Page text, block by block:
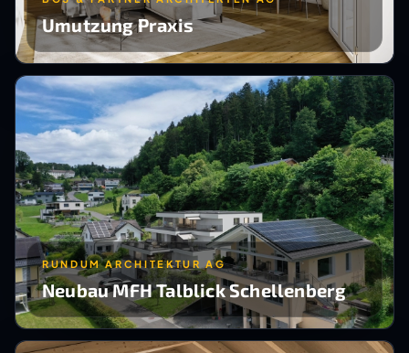
Umutzung Praxis
RUNDUM ARCHITEKTUR AG
Neubau MFH Talblick Schellenberg